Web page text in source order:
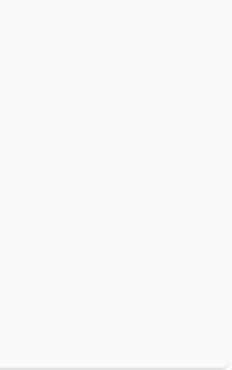
Солярис — это
нам эти
— это пытка или
что вы помните
своих
или счастье?
это
христианской